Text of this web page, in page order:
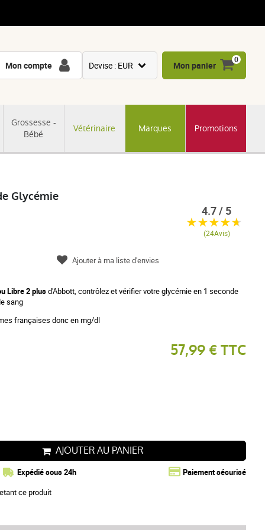
Grossesse -
Bébé
Vétérinaire Marques Promotions
Mon compte Devise : EUR
CNY
Mon panier
0
Glycémie
Libre 2 plusd'Abbott, contrôlez et vérifier votre glycémie en 1 seconde
sang
françaises donc en mg/dl
57,99 € TTC
AJOUTER AU PANIER
Expédié sous 24h Paiement sécurisé
ce produit
4.7 / 5
(24Avis)
Ajouter à ma liste d'envies